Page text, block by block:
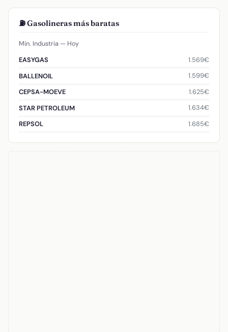
⛽ Gasolineras más baratas
Min. Industria — Hoy
EASYGAS
1.569€
BALLENOIL
1.599€
CEPSA-MOEVE
1.625€
STAR PETROLEUM
1.634€
REPSOL
1.685€